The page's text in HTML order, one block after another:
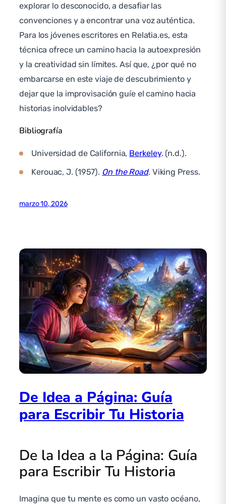
explorar lo desconocido, a desafiar las
convenciones y a encontrar una voz auténtica.
Para los jóvenes escritores en Relatia.es, esta
técnica ofrece un camino hacia la autoexpresión
y la creatividad sin límites. Así que, ¿por qué no
embarcarse en este viaje de descubrimiento y
dejar que la improvisación guíe el camino hacia
historias inolvidables?
Bibliografía
Universidad de California, Berkeley. (n.d.).
Kerouac, J. (1957). On the Road. Viking Press.
marzo 10, 2026
De Idea a Página: Guía
para Escribir Tu Historia
De la Idea a la Página: Guía
para Escribir Tu Historia
Imagina que tu mente es como un vasto océano,